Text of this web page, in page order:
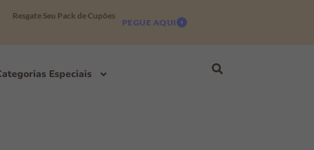
Resgate Seu Pack de Cupões
PEGUE AQUI
Especiais